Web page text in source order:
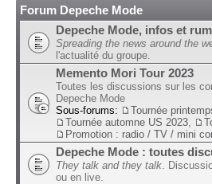
Forum Depeche Mode
Depeche Mode, infos et
Spreading the news around the
l'actualité du groupe.
Memento Mori Tour 2023
Toutes les discussions sur les
Depeche Mode
Sous-forums:
Tournée
Tournée automne US 2023
Promotion : radio / TV / mini
Depeche Mode : toutes
They talk and they talk .
ou en live.